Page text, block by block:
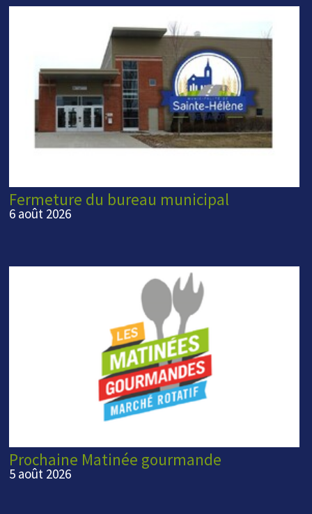
Fermeture du bureau municipal
6 août 2026
Prochaine Matinée gourmande
5 août 2026